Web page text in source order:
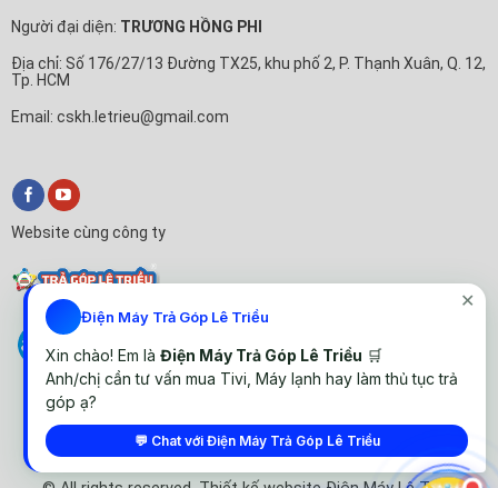
Người đại diện: TRƯƠNG HỒNG PHI
Địa chỉ: Số 176/27/13 Đường TX25, khu phố 2, P. Thạnh Xuân, Q. 12,
Tp. HCM
Email: cskh.letrieu@gmail.com
Website cùng công ty
✕
Điện Máy Trả Góp Lê Triều
Xin chào! Em là Điện Máy Trả Góp Lê Triều 🛒
Anh/chị cần tư vấn mua Tivi, Máy lạnh hay làm thủ tục trả
góp ạ?
💬 Chat với Điện Máy Trả Góp Lê Triều